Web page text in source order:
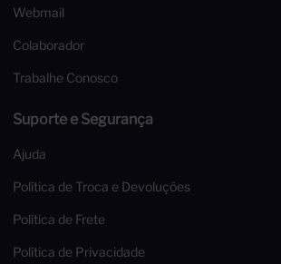
Webmail
Colaborador
Trabalhe Conosco
Suporte e Segurança
Ajuda
Política de Troca e Devoluções
Política de Frete
Política de Privacidade